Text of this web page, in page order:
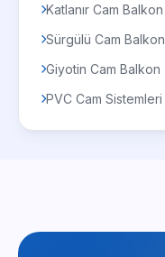
Katlanır Cam Balkon
Sürgülü Cam Balkon
Giyotin Cam Balkon
PVC Cam Sistemleri